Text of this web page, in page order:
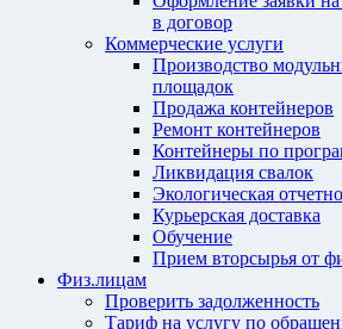
в договор
Коммерческие услуги
Производство
площадок
Продажа контейнеров
Ремонт контейнеров
Контейнеры по
Ликвидация свалок
Экологическая
Курьерская доставка
Обучение
Прием вторсырья от
Физ.лицам
Проверить задолженность
Тариф на услугу по